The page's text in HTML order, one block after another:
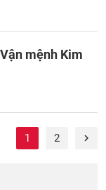
mệnh Kim
1 2